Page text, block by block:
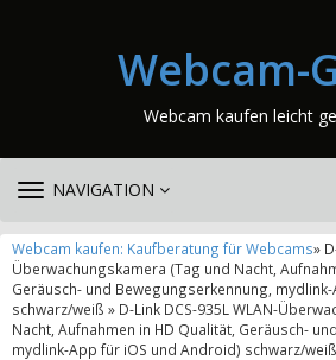
Webcam-
Webcam kaufen leicht
TOGGLE
NAVIGATION
Webcam kaufen: Kaufberatung für Webcams»
Überwachungskamera (Tag und Nacht,
Geräusch- und Bewegungserkennung,
schwarz/weiß » D-Link DCS-935L WLAN-
Nacht, Aufnahmen in HD Qualität, Geräusch-
mydlink-App für iOS und Android) schwarz/